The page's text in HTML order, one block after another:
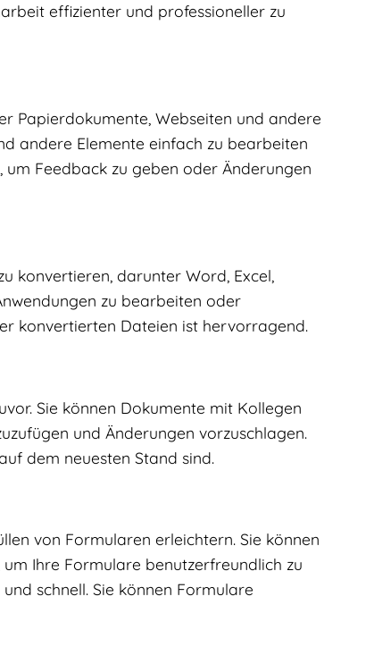
effizienter und professioneller zu
Papierdokumente, Webseiten und andere
andere Elemente einfach zu bearbeiten
Feedback zu geben oder Änderungen
konvertieren, darunter Word, Excel,
zu bearbeiten oder
konvertierten Dateien ist hervorragend.
Sie können Dokumente mit Kollegen
und Änderungen vorzuschlagen.
dem neuesten Stand sind.
von Formularen erleichtern. Sie können
Ihre Formulare benutzerfreundlich zu
schnell. Sie können Formulare